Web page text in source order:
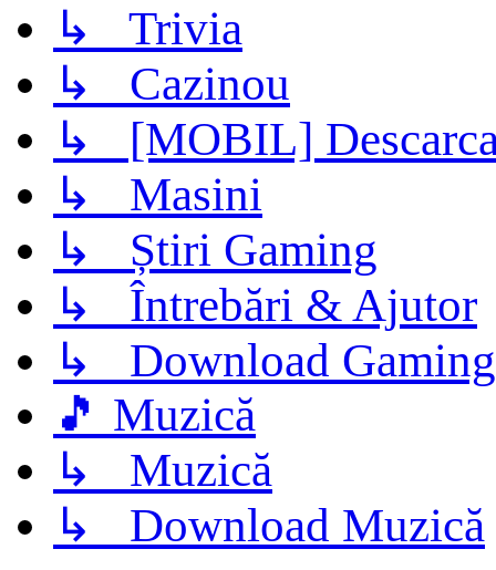
↳ Trivia
↳ Cazinou
↳ [MOBIL]
↳ Masini
↳ Știri Gaming
↳ Întrebări & Ajutor
↳ Download Gaming
🎵 Muzică
↳ Muzică
↳ Download Muzică